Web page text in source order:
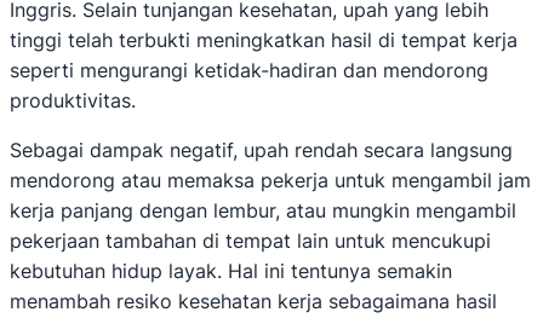
Inggris. Selain tunjangan kesehatan, upah yang lebih
tinggi telah terbukti meningkatkan hasil di tempat kerja
seperti mengurangi ketidak-hadiran dan mendorong
produktivitas.
Sebagai dampak negatif, upah rendah secara langsung
mendorong atau memaksa pekerja untuk mengambil jam
kerja panjang dengan lembur, atau mungkin mengambil
pekerjaan tambahan di tempat lain untuk mencukupi
kebutuhan hidup layak. Hal ini tentunya semakin
menambah resiko kesehatan kerja sebagaimana hasil